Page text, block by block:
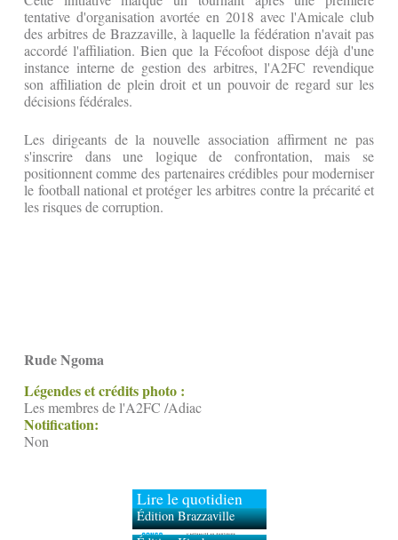
tentative d'organisation avortée en 2018 avec l'Amicale club
des arbitres de Brazzaville, à laquelle la fédération n'avait pas
accordé l'affiliation. Bien que la Fécofoot dispose déjà d'une
instance interne de gestion des arbitres, l'A2FC revendique
son affiliation de plein droit et un pouvoir de regard sur les
décisions fédérales.
Les dirigeants de la nouvelle association affirment ne pas
s'inscrire dans une logique de confrontation, mais se
positionnent comme des partenaires crédibles pour moderniser
le football national et protéger les arbitres contre la précarité et
les risques de corruption.
Rude Ngoma
Légendes et crédits photo :
Les membres de l'A2FC /Adiac
Notification:
Non
Lire le quotidien
Édition Brazzaville